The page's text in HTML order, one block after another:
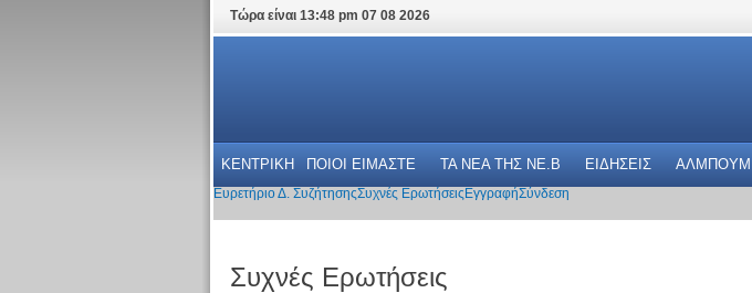
Τώρα είναι 13:48 pm 07 08 2026
ΚΕΝΤΡΙΚΗ ΠΟΙΟΙ ΕΙΜΑΣΤΕ ΤΑ ΝΕΑ THΣ NE.B ΕΙΔΗΣΕΙΣ ΑΛΜΠΟΥΜ
Ευρετήριο Δ. ΣυζήτησηςΣυχνές Ερωτήσεις ΕγγραφήΣύνδεση
Συχνές Ερωτήσεις